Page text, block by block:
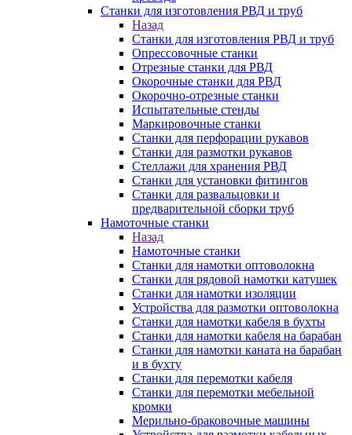
Станки для изготовления РВД и труб
Назад
Станки для изготовления РВД и труб
Опрессовочные станки
Отрезные станки для РВД
Окорочные станки для РВД
Окорочно-отрезные станки
Испытательные стенды
Маркировочные станки
Станки для перфорации рукавов
Станки для размотки рукавов
Стеллажи для хранения РВД
Станки для установки фитингов
Станки для развальцовки и
предварительной сборки труб
Намоточные станки
Назад
Намоточные станки
Станки для намотки оптоволокна
Станки для рядовой намотки катушек
Станки для намотки изоляции
Устройства для размотки оптоволокна
Станки для намотки кабеля в бухты
Станки для намотки кабеля на барабан
Станки для намотки каната на барабан
и в бухту
Станки для перемотки кабеля
Станки для перемотки мебельной
кромки
Мерильно-браковочные машины